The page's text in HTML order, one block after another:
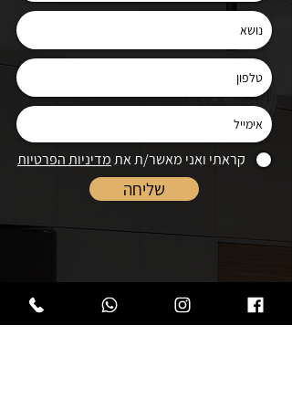
קראתי ואני מאשר/ת אתמדיניות הפרטיות
שליחה